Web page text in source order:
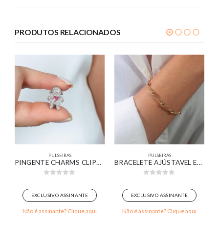
PRODUTOS RELACIONADOS
PULSEIRAS
PINGENTE CHARMS CLIPS MENINA
EXCLUSIVO ASSINANTE
Não é assinante? Clique aqui
PULSEIRAS
BRACELETE AJÚSTAVEL ESFERAS BANHADO OURO 18K
EXCLUSIVO ASSINANTE
Não é assinante? Clique aqui